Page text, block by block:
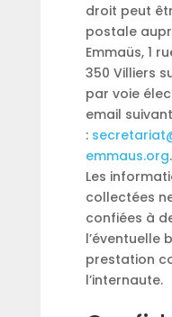
droit peut
postale
Emmaüs, 1
350 Villiers
par voie
email
:
emmaus.org.
Les
collectées
confiées à
l’éventuelle
prestation
l’internaute.